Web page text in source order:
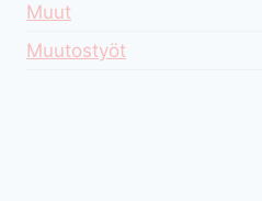
Muut
Muutostyöt